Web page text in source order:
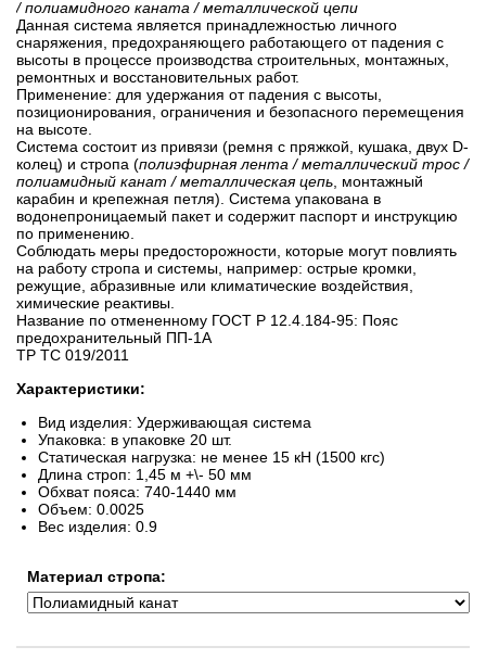
/ полиамидного каната / металлической цепи
Данная система является принадлежностью личного
снаряжения, предохраняющего работающего от падения с
высоты в процессе производства строительных, монтажных,
ремонтных и восстановительных работ.
Применение: для удержания от падения с высоты,
позиционирования, ограничения и безопасного перемещения
на высоте.
Система состоит из привязи (ремня с пряжкой, кушака, двух D-
колец) и стропа (полиэфирная лента / металлический трос /
полиамидный канат / металлическая цепь , монтажный
карабин и крепежная петля). Система упакована в
водонепроницаемый пакет и содержит паспорт и инструкцию
по применению.
Соблюдать меры предосторожности, которые могут повлиять
на работу стропа и системы, например: острые кромки,
режущие, абразивные или климатические воздействия,
химические реактивы.
Название по отмененному ГОСТ Р 12.4.184-95: Пояс
предохранительный ПП-1А
ТР ТС 019/2011
Характеристики:
Вид изделия: Удерживающая система
Упаковка: в упаковке 20 шт.
Статическая нагрузка: не менее 15 кН (1500 кгс)
Длина строп: 1,45 м +\- 50 мм
Обхват пояса: 740-1440 мм
Объем: 0.0025
Вес изделия: 0.9
Материал стропа: